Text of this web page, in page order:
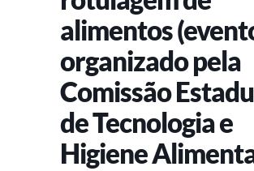
alimentos
organizado pela
Comissão
de Tecnologia e
Higiene